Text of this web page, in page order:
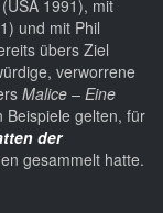
1991), mit
und mit Phil
übers Ziel
verworrene
Malice – Eine
Beispiele gelten, für
der
gesammelt hatte.